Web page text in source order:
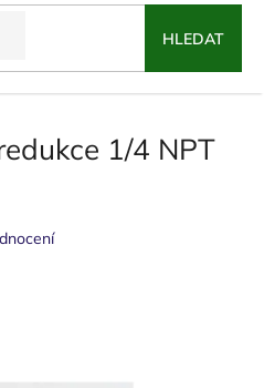
HLEDAT
1/4 NPT